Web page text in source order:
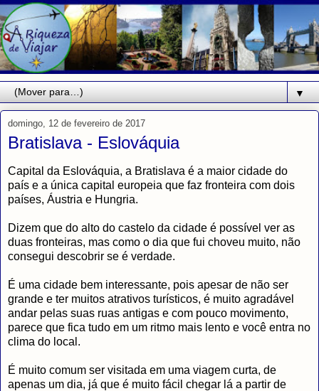
▼
domingo, 12 de fevereiro de 2017
Bratislava - Eslováquia
Capital da Eslováquia, a Bratislava é a maior cidade do
país e a única capital europeia que faz fronteira com dois
países, Áustria e Hungria.
Dizem que do alto do castelo da cidade é possível ver as
duas fronteiras, mas como o dia que fui choveu muito, não
consegui descobrir se é verdade.
É uma cidade bem interessante, pois apesar de não ser
grande e ter muitos atrativos turísticos, é muito agradável
andar pelas suas ruas antigas e com pouco movimento,
parece que fica tudo em um ritmo mais lento e você entra no
clima do local.
É muito comum ser visitada em uma viagem curta, de
apenas um dia, já que é muito fácil chegar lá a partir de